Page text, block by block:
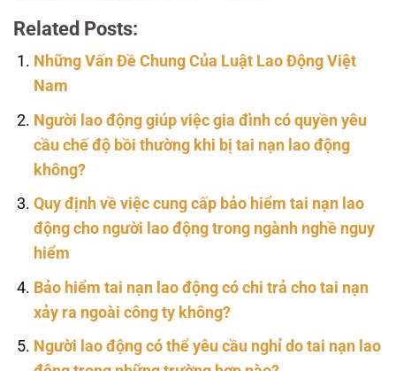
Related Posts:
Những Vấn Đề Chung Của Luật Lao Động Việt
Nam
Người lao động giúp việc gia đình có quyền yêu
cầu chế độ bồi thường khi bị tai nạn lao động
không?
Quy định về việc cung cấp bảo hiểm tai nạn lao
động cho người lao động trong ngành nghề nguy
hiểm
Bảo hiểm tai nạn lao động có chi trả cho tai nạn
xảy ra ngoài công ty không?
Người lao động có thể yêu cầu nghỉ do tai nạn lao